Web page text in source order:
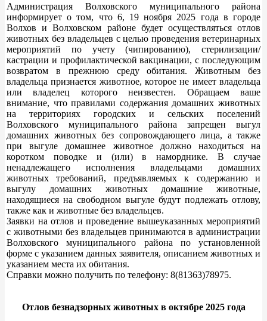
Администрация Волховского муниципального района
информирует о том, что 6, 19 ноября 2025 года в городе
Волхов и Волховском районе будет осуществляться отлов
животных без владельцев с целью проведения ветеринарных
мероприятий по учету (чипированию), стерилизации/
кастрации и профилактической вакцинации, с последующим
возвратом в прежнюю среду обитания. Животным без
владельца признается животное, которое не имеет владельца
или владелец которого неизвестен. Обращаем ваше
внимание, что правилами содержания домашних животных
на территориях городских и сельских поселений
Волховского муниципального района запрещен выгул
домашних животных без сопровождающего лица, а также
при выгуле домашнее животное должно находиться на
коротком поводке и (или) в наморднике. В случае
ненадлежащего исполнения владельцами домашних
животных требований, предъявляемых к содержанию и
выгулу домашних животных домашние животные,
находящиеся на свободном выгуле будут подлежать отлову,
также как и животные без владельцев.
Заявки на отлов и проведение вышеуказанных мероприятий
с животными без владельцев принимаются в администрации
Волховского муниципального района по установленной
форме с указанием данных заявителя, описанием животных и
указанием места их обитания.
Справки можно получить по телефону: 8(81363)78975.
Отлов безнадзорных животных в октябре 2025 года